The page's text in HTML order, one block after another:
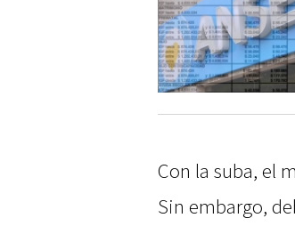
Con la suba, el
Sin embargo,